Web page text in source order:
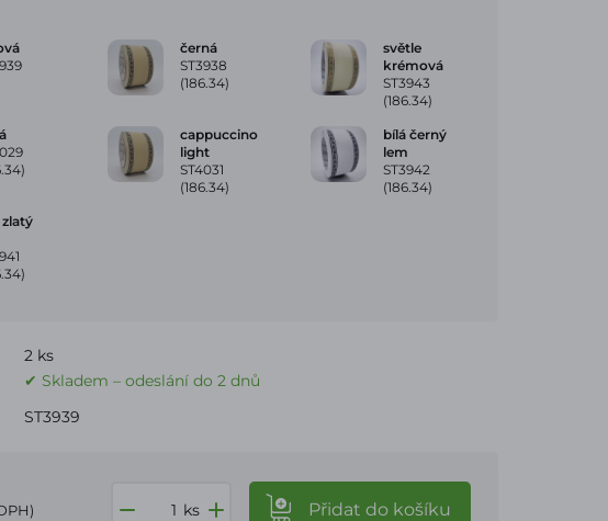
černá
ST3938
(186.34)
světle
krémová
ST3943
(186.34)
cappuccino
light
ST4031
(186.34)
bílá černý
lem
ST3942
(186.34)
zlatý
2 ks
✔ Skladem – odeslání do 2 dnů
ST3939
ks Přidat do košíku